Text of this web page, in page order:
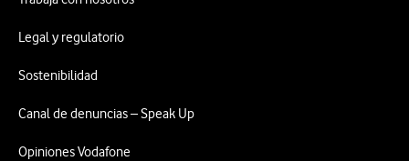
Legal y regulatorio
Sostenibilidad
Canal de denuncias – Speak Up
Opiniones Vodafone